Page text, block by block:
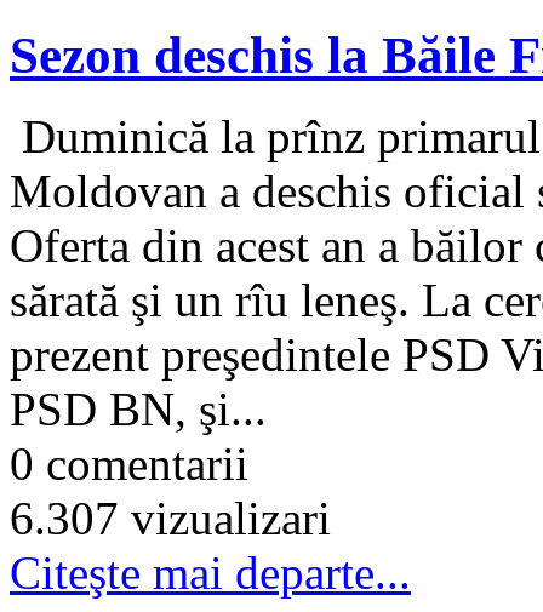
Sezon deschis la Băile
Duminică la prînz
Moldovan a deschis oficial
Oferta din acest an a
sărată şi un rîu leneş. La
prezent preşedintele PSD
PSD BN, şi...
0 comentarii
6.307 vizualizari
Citeşte mai departe...